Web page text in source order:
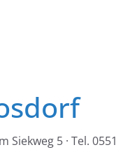
5 · Tel. 0551